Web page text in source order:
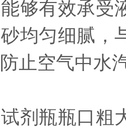
够有效承受
均匀细腻，
止空气中水
瓶瓶口粗大